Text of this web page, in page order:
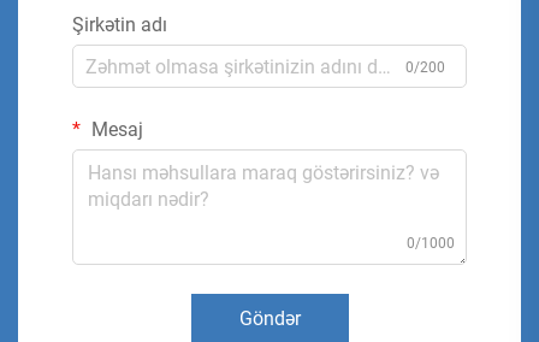
Şirkətin adı
0/200
Mesaj
0/1000
Göndər